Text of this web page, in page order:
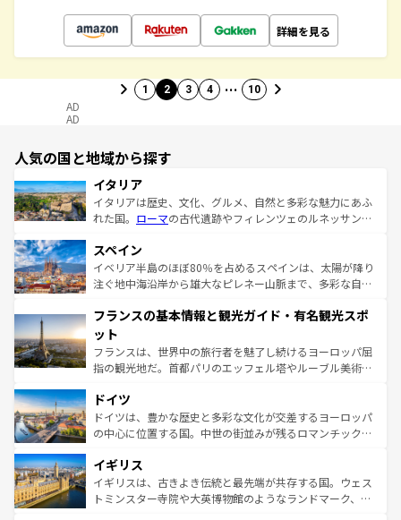
詳細を見る
1 2 3 4 … 10
AD
AD
人気の国と地域から探す
イタリア
イタリアは歴史、文化、グルメ、自然と多彩な魅力にあふ
れた国。 ローマの古代遺跡やフィレンツェのルネッサンス
ろん、トスカーナの美しい田園風景やアマルフィ海岸の絶
景など、自然景観も見逃せない。観光の合間には、本場の
ピザやパスタなど、絶品のイタリア料理を堪能することも
ませてくれるイタリアで、忘れられない旅をしてみよう！
なお、新着のイタリア情報は
しい。
スペイン
イベリア半島のほぼ80％を占めるスペインは、太陽が降り
注ぐ地中海沿岸から雄大なピレネー山脈まで、多彩な自然
文化が根付くこの国では、情熱的なフラメンコ、熱気あふ
れる闘牛、そして美味しいタパスが生活の一部となってい
る。首都マドリードの洗練された雰囲気や、バルセロナの
アートに溢れた街角から、地方では古代ローマ遺跡や中世
せる。地方によって風土や気候が異なるスペインはその個
性で訪れる人を魅了する。 なお、新着のスペイン情報は コ
ンテンツ一覧を参照してほしい。
フランスの基本情報と観光ガイド・有名観光スポ
ット
フランスは、世界中の旅行者を魅了し続けるヨーロッパ屈
指の観光地だ。首都パリのエッフェル塔やルーブル美術館
で、幅広い魅力が詰まっている。華麗な宮殿、歴史的な大
聖堂、美しいビーチ、そして豊かな自然が、訪れる者を心
から魅了する。また、フランスは美食の国としても知ら
いる。シャンパンの発祥地であるランス、プロヴァンスの
香り高いラベンダー畑など、多彩な楽しみ方が可能だ。さ
らに、パリ以外の地域にも魅力が溢れており、どの街角に
ドイツ
ドイツは、豊かな歴史と多彩な文化が交差するヨーロッパ
の中心に位置する国。中世の街並みが残るロマンチック街
顔を持つこの国は、どこを歩いても飽きることがない。ベ
ルリンの文化的活気、バイエルン州のアルプスの絶景、そ
してライン川沿いのワイン畑といった風景は必見。ビール
イギリス
イギリスは、古きよき伝統と最先端が共存する国。ウェス
トミンスター寺院や大英博物館のようなランドマーク、歴